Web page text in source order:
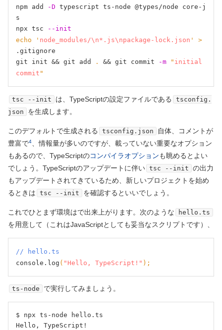
npm add
-D typescript ts-node @types/node core-j
s
npx tsc
--init
echo
' node_modules/\n*.js\npackage-lock.json '
>
.gitignore
git init && git add
. && git commit -m " initial
commit "
tsc --init は、TypeScriptの設定ファイルである
tsconfig.
json
を生成します。
このデフォルトで生成される tsconfig.json
自体、コメントが
豊富で4
、情報量が多いのですが、載っていない重要なオプション
もあるので、TypeScriptのコンパイラオプションも眺めるとよい
でしょう。TypeScriptのアップデートに伴い tsc --init の出力
もアップデートされてきているため、新しいプロジェクトを始め
るときは tsc --init を確認するといいでしょう。
これでひとまず環境はで出来上がります。次のような hello.ts
を用意して （これはJavaScriptとしても妥当なスクリプトです）
// hello.ts
console.log ( "Hello, TypeScript!" );
ts-node で実行してみましょう。
$ npx ts-node hello.ts
Hello, TypeScript!